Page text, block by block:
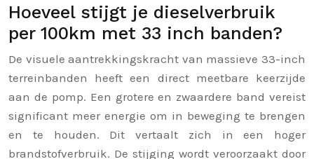
Hoeveel stijgt je dieselverbruik
per 100km met 33 inch banden?
De visuele aantrekkingskracht van massieve 33-inch
terreinbanden heeft een direct meetbare keerzijde
aan de pomp. Een grotere en zwaardere band vereist
significant meer energie om in beweging te brengen
en te houden. Dit vertaalt zich in een hoger
brandstofverbruik. De stijging wordt veroorzaakt door